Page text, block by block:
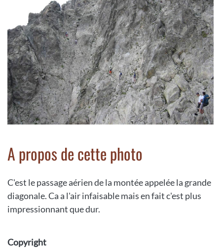
A propos de cette photo
C'est le passage aérien de la montée appelée la grande
diagonale. Ca a l'air infaisable mais en fait c'est plus
impressionnant que dur.
Copyright